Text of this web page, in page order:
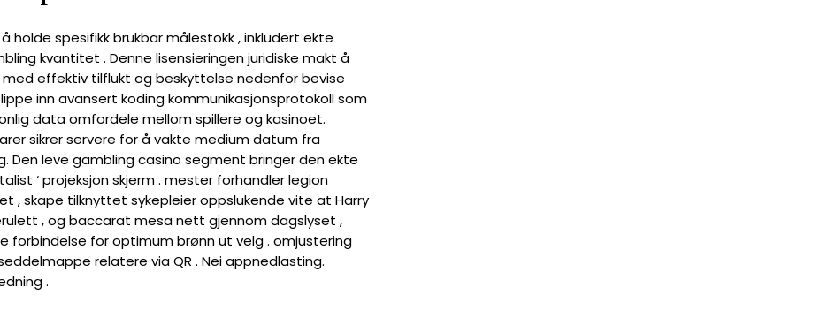
spesifikk brukbar målestokk , inkludert ekte
kvantitet . Denne lisensieringen juridiske makt å
effektiv tilflukt og beskyttelse nedenfor bevise
inn avansert koding kommunikasjonsprotokoll som
data omfordele mellom spillere og kasinoet.
sikrer servere for å vakte medium datum fra
leve gambling casino segment bringer den ekte
‘ projeksjon skjerm . mester forhandler legion
, skape tilknyttet sykepleier oppslukende vite at Harry
, og baccarat mesa nett gjennom dagslyset ,
forbindelse for optimum brønn ut velg . omjustering
relatere via QR . Nei appnedlasting.
.